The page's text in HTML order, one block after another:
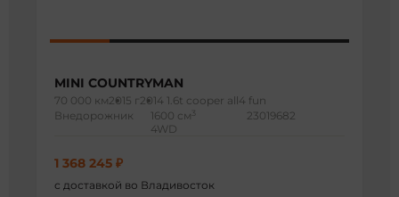
MINI COUNTRYMAN
70 000 км2015 г 2014 1.6t cooper all4 fun
Внедорожник
1600 см 3
4WD
23019682
1 368 245 ₽
с доставкой во Владивосток